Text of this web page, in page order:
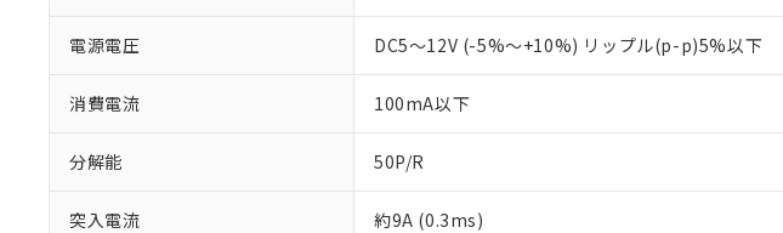
電源電圧 DC5～12V (-5%～+10%) リップル(p-p)5%以下
消費電流 100mA以下
分解能 50P/R
突入電流 約9A (0.3ms)